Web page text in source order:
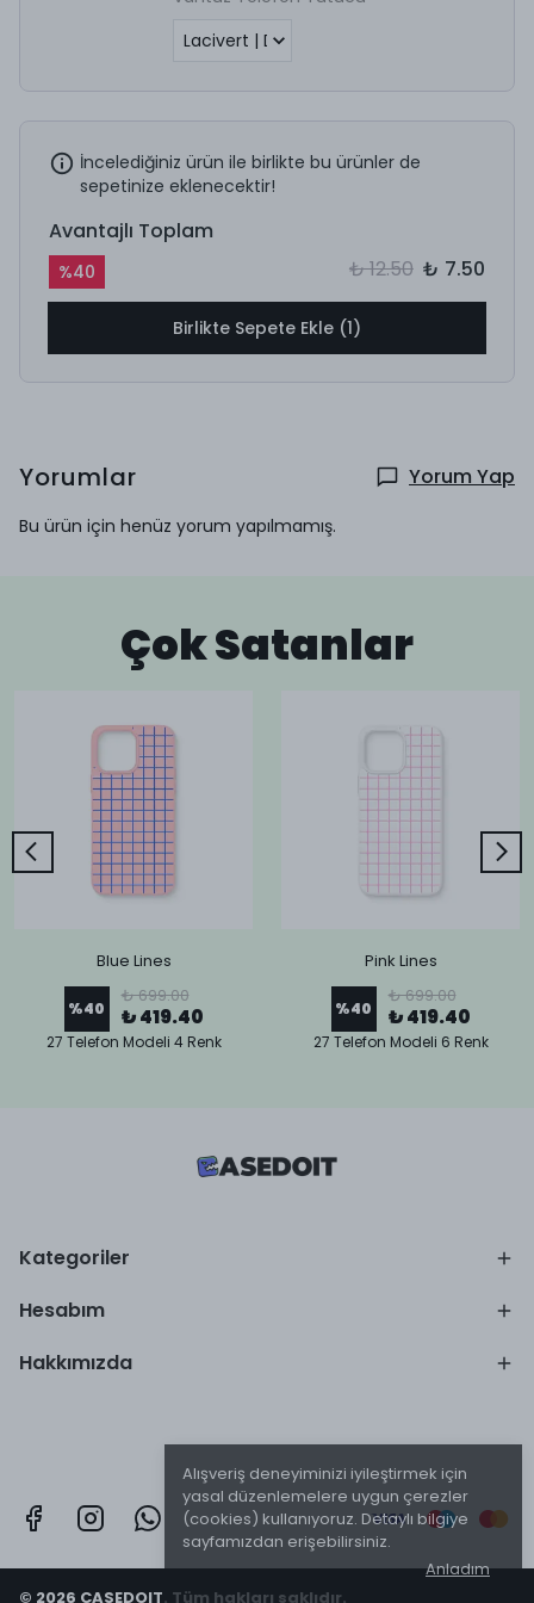
Alışveriş deneyiminizi iyileştirmek için
yasal düzenlemelere uygun çerezler
(cookies) kullanıyoruz. Detaylı bilgiye
sayfamızdan erişebilirsiniz.
Anladım
İncelediğiniz ürün ile birlikte bu ürünler de
sepetinize eklenecektir!
Avantajlı Toplam
%40 ₺ 12.50 ₺ 7.50
Birlikte Sepete Ekle (1)
Yorumlar Yorum Yap
Bu ürün için henüz yorum yapılmamış.
Çok Satanlar
Blue Lines
%40
₺ 699.00
₺ 419.40
27 Telefon Modeli 4 Renk
Pink Lines
%40
₺ 699.00
₺ 419.40
27 Telefon Modeli 6 Renk
Kategoriler
Hesabım
Hakkımızda
© 2026 CASEDOIT. Tüm hakları saklıdır.